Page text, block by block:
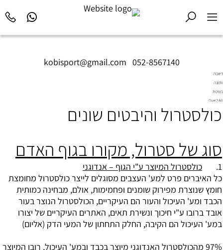
kobisport@gmail.com 052-8567140
דיאטה
ותזונה
בשיטת
Diet2All:
שמאחורי
כולסטרול והיבטים שונים
סוג של סטרול, מקורו בגוף האדם
1.
כולסטרול המיוצר ע"י הגוף – אנדוגני
כל האיברים פרט למע' העצבים מסוגלים לייצרכולסטרול מחומצת
חומץ שנוצרת מפירוק שומנים ופחמימות, אולם, מבחינה כמותית
הכבד ומע' העיכול והעור הם העיקריים, הכולסטרול הנוצר בעור
אובד ברובו ע"י חיכוך ונשירת תאים, האתרים העיקריים של יצורו
במע' העיכול הם הקיבה, החלק התחתון של המעי הדק (אליום)
97% מהכולסטרול האנדוגני מיוצר בכבד ובמע' העיכול, רובו המיוצר